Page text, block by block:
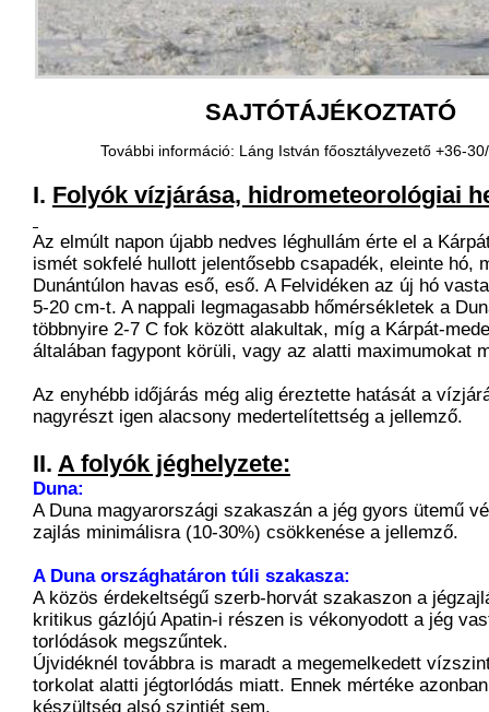
SAJTÓTÁJÉKOZTATÓ
További információ: Láng István főosztályvezető +36-
I. Folyók vízjárása, hidrometeorológiai
Az elmúlt napon újabb nedves léghullám érte el a
ismét sokfelé hullott jelentősebb csapadék, eleinte hó,
Dunántúlon havas eső, eső. A Felvidéken az új hó
5-20 cm-t. A nappali legmagasabb hőmérsékletek a
többnyire 2-7 C fok között alakultak, míg a Kárpát-
általában fagypont körüli, vagy az alatti maximumokat
Az enyhébb időjárás még alig éreztette hatását a
nagyrészt igen alacsony medertelítettség a jellemző.
II. A folyók jéghelyzete:
Duna:
A Duna magyarországi szakaszán a jég gyors ütemű
zajlás minimálisra (10-30%) csökkenése a jellemző.
A Duna országhatáron túli szakasza:
A közös érdekeltségű szerb-horvát szakaszon a
kritikus gázlójú Apatin-i részen is vékonyodott a jég
torlódások megszűntek.
Újvidéknél továbbra is maradt a megemelkedett
torkolat alatti jégtorlódás miatt. Ennek mértéke
készültség alsó szintjét sem.